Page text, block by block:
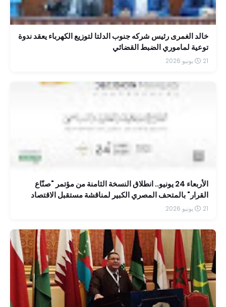
خالد الغمرى رئيس شركه جنوب الدلتا لتوزيع الكهرباء يعقد ندوة
توعية لماموري الضبط القضائي
21 يونيو 2026
الأربعاء 24 يونيو.. انطلاق النسخة الثامنة من مؤتمر "صنّاع
القرار" بالمتحف المصري الكبير لمناقشة مستقبل الاقتصاد
والاستثمار في مصر
21 يونيو 2026